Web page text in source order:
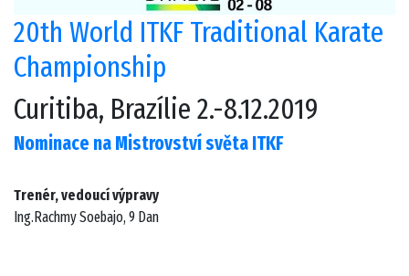
20th World ITKF Traditional Karate
Championship
Curitiba, Brazílie 2.-8.12.2019
Nominace na Mistrovství světa ITKF
Trenér, vedoucí výpravy
Ing.Rachmy Soebajo, 9 Dan